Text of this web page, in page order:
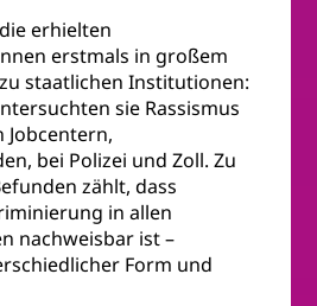
erhielten
erstmals in großem
staatlichen Institutionen:
sie Rassismus
bei Polizei und Zoll. Zu
zählt, dass
in allen
nachweisbar ist –
Form und